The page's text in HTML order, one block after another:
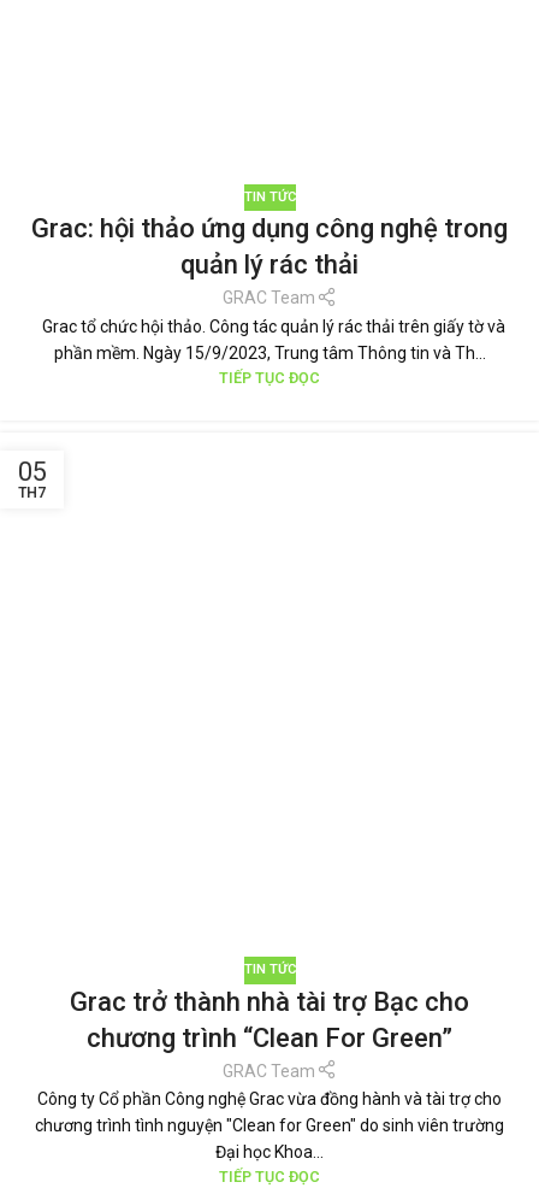
TIN TỨC
Grac: hội thảo ứng dụng công nghệ trong
quản lý rác thải
GRAC Team
Grac tổ chức hội thảo. Công tác quản lý rác thải trên giấy tờ và
phần mềm. Ngày 15/9/2023, Trung tâm Thông tin và Th...
TIẾP TỤC ĐỌC
05
TH7
TIN TỨC
Grac trở thành nhà tài trợ Bạc cho
chương trình “Clean For Green”
GRAC Team
Công ty Cổ phần Công nghệ Grac vừa đồng hành và tài trợ cho
chương trình tình nguyện "Clean for Green" do sinh viên trường
Đại học Khoa...
TIẾP TỤC ĐỌC